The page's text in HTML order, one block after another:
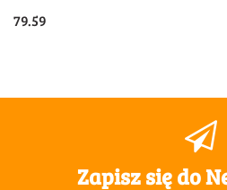
79.59
Zapisz się do